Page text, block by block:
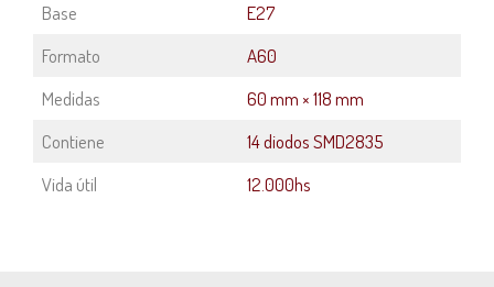
Base
E27
Formato
A60
Medidas
60 mm × 118 mm
Contiene
14 diodos SMD2835
Vida útil
12.000hs